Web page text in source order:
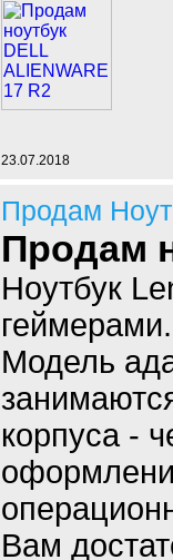
23.07.2018
Продам
Продам
Ноутбук
Модель
корпуса -
Вам